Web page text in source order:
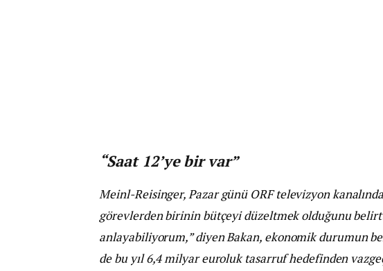
“Saat 12’ye bir var”
Meinl-Reisinger, Pazar günü ORF televizyon
görevlerden birinin bütçeyi düzeltmek olduğunu
anlayabiliyorum,” diyen Bakan, ekonomik durumun
de bu yıl 6,4 milyar euroluk tasarruf hedefinden